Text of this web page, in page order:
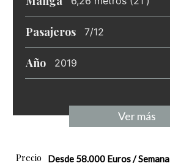
Pasajeros 7/12
Año 2019
Ver más
Precio Desde 58.000 Euros / Semana